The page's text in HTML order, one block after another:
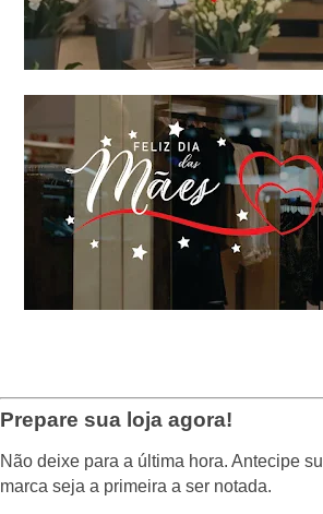
Prepare sua loja agora!
Não deixe para a última hora. Antecipe
marca seja a primeira a ser notada.